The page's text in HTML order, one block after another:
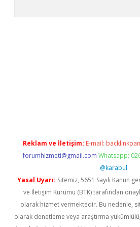
Reklam ve İletişim: E-mail:
forumhizmeti@gmail.com Whatsapp:
@karabul
Yasal Uyarı: Sitemiz, 5651 Sayılı Kanun
ve İletişim Kurumu (BTK) tarafından
olarak hizmet vermektedir. Bu nedenle,
olarak denetleme veya araştırma